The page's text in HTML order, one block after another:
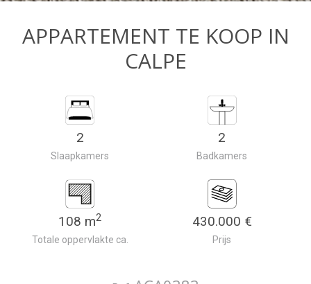
APPARTEMENT TE KOOP IN
CALPE
2
Slaapkamers
2
Badkamers
108 m2
Totale oppervlakte ca.
430.000 €
Prijs